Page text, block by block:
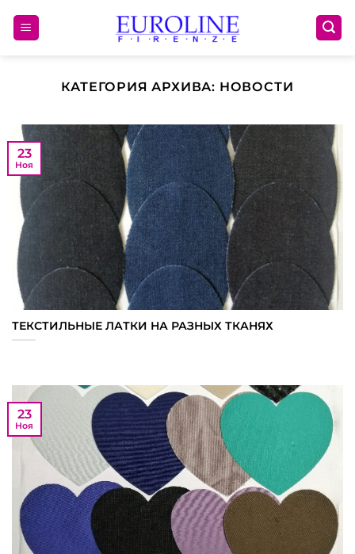
КАТЕГОРИЯ АРХИВА: НОВОСТИ
ТЕКСТИЛЬНЫЕ ЛАТКИ НА РАЗНЫХ ТКАНЯХ
23
Ноя
23
Ноя